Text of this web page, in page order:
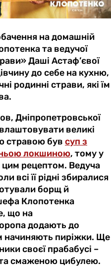
на домашній
та ведучої
Даші Астаф’євої
до себе на кухню,
родинні страви, які їм
Дніпропетровської
влаштовувати великі
стравою був суп з
локшиною, тому у
цим рецептом. Ведуча
всі її рідні збиралися
борщ й
Клопотенка
що на
додають до
начиняють пиріжки. Ще
своєї прабабусі –
смаженою цибулею.